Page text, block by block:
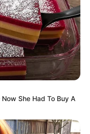
She Had To Buy A